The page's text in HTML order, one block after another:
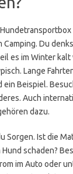
Camping. Du
es im Winter kalt
Lange
ein Beispiel.
Auch
dazu.
Sorgen. Ist die
Hund schaden?
im Auto oder